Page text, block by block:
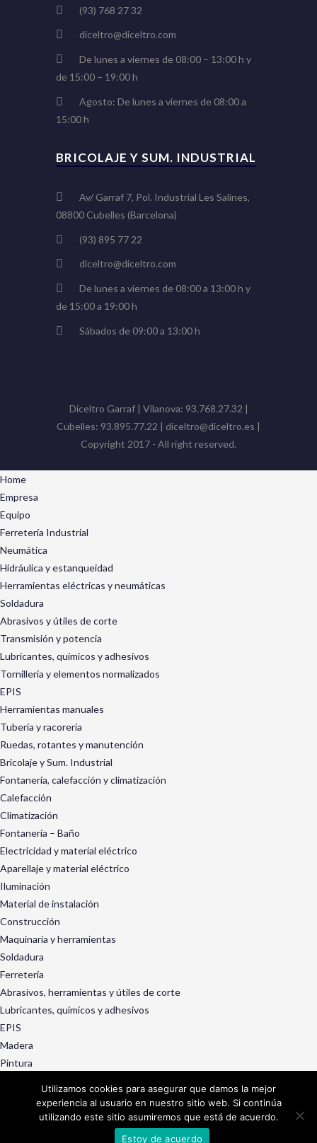
(93) 768 27 32
diceltro@diceltro.com
De lunes a viernes de 08:00 – 13:00 h y
de 15:00 – 19:00 h
Agosto: De lunes a viernes de 08:00 a
15:00 h
BRICOLAJE Y SUM. INDUSTRIAL
Av/ Garraf 7, Pol. Industrial Les Salines,
08800 Cubelles (Barcelona)
(93) 895 77 22
diceltro@diceltro.com
De lunes a viernes de 08:00 a 13:00 h y
de 15:00 a 19:00 h
Sábados de 09:00 a 13:00 h
Diceltro Garraf | Vilanova: 93.768.27.32 |
Cubelles: 93.895.77.22 | diceltro@diceltro.es |
Copyright 2017 - All right reserved.
Home
Empresa
Equipo
Ferretería Industrial
Neumática
Hidráulica y estanqueidad
Herramientas eléctricas y neumáticas
Soldadura
Abrasivos y útiles de corte
Transmisión y potencia
Lubricantes, químicos y adhesivos
Tornillería y elementos normalizados
EPIS
Herramientas manuales
Tubería y racorería
Ruedas, rotantes y manutención
Bricolaje y Sum. Industrial
Fontanería, calefacción y climatización
Calefacción
Climatización
Fontanería – Baño
Electricidad y material eléctrico
Aparellaje y material eléctrico
Iluminación
Material de instalación
Construcción
Maquinaria y herramientas
Soldadura
Ferretería
Abrasivos, herramientas y útiles de corte
Lubricantes, químicos y adhesivos
EPIS
Madera
Pintura
Ruedas, rotantes y manutención
Decoración, menaje y droguería
Utilizamos cookies para asegurar que damos la mejor
experiencia al usuario en nuestro sitio web. Si continúa
utilizando este sitio asumiremos que está de acuerdo.
Estoy de acuerdo